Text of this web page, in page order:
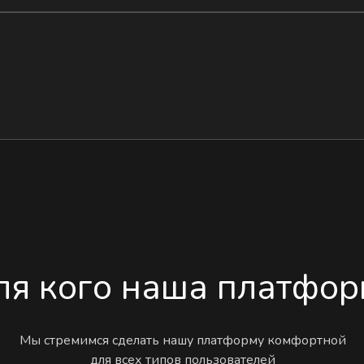
кого наша
Мы стремимся сделать нашу платформу комфортной
для всех типов пользователей